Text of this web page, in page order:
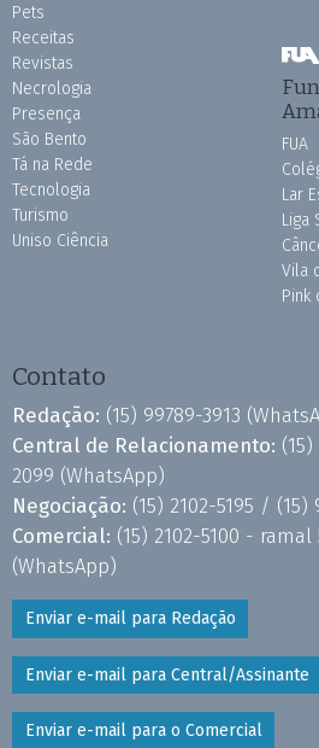
Pets
Receitas
Revistas
Necrologia
Presença
São Bento
Tá na Rede
Tecnologia
Turismo
Uniso Ciência
FUA
Lar
Liga
Vila
Pink
Contato
Redação: (15) 99789-3913
Central de Relacionamento:
2099 (WhatsApp)
Negociação: (15) 2102-5195 / (15)
Comercial: (15) 2102-5100 -
(WhatsApp)
Enviar e-mail para Redação
Enviar e-mail para Central/Assinante
Enviar e-mail para o Comercial